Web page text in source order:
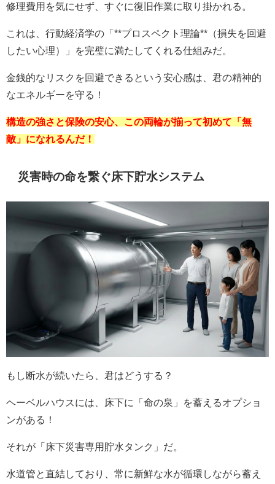
修理費用を気にせず、すぐに復旧作業に取り掛かれる。
これは、行動経済学の「**プロスペクト理論**（損失を回避
したい心理）」を完璧に満たしてくれる仕組みだ。
金銭的なリスクを回避できるという安心感は、君の精神的
なエネルギーを守る！
構造の強さと保険の安心、この両輪が揃って初めて「無
敵」になれるんだ！
災害時の命を繋ぐ床下貯水システム
もし断水が続いたら、君はどうする？
ヘーベルハウスには、床下に「命の泉」を蓄えるオプショ
ンがある！
それが「床下災害専用貯水タンク」だ。
水道管と直結しており、常に新鮮な水が循環しながら蓄え